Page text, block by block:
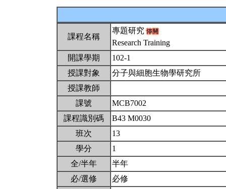
課程名稱
專題研究
Research Training
開課學期
102-1
授課對象
分子與細胞生物學研究所
授課教師
課號
MCB7002
課程識別碼
B43 M0030
班次
13
學分
1
全/半年
半年
必/選修
必修